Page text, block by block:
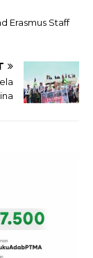
Erasmus Staff